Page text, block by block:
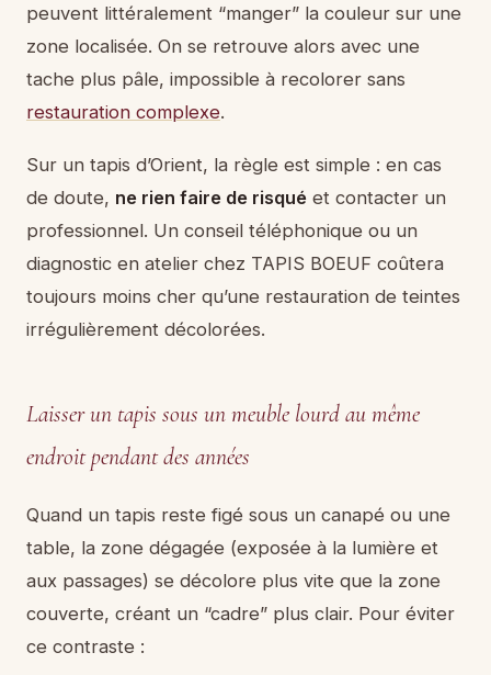
peuvent littéralement “manger” la couleur sur une
zone localisée. On se retrouve alors avec une
tache plus pâle, impossible à recolorer sans
restauration complexe.
Sur un tapis d’Orient, la règle est simple : en cas
de doute, ne rien faire de risqué et contacter un
professionnel. Un conseil téléphonique ou un
diagnostic en atelier chez TAPIS BOEUF coûtera
toujours moins cher qu’une restauration de teintes
irrégulièrement décolorées.
Laisser un tapis sous un meuble lourd au même
endroit pendant des années
Quand un tapis reste figé sous un canapé ou une
table, la zone dégagée (exposée à la lumière et
aux passages) se décolore plus vite que la zone
couverte, créant un “cadre” plus clair. Pour éviter
ce contraste :